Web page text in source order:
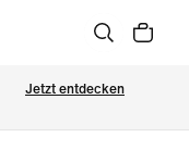
Jetzt entdecken